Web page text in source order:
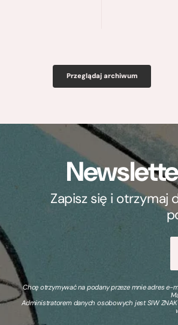
Przeglądaj archiwum
Zapisz się i otrzymaj
Chcę otrzymywać na podany przeze mnie adres e-
Administratorem danych osobowych jest SIW